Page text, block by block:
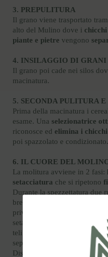
3. PREPULITURA
Il grano viene trasportato
alto del Mulino dove i
piante e pietre vengono
4. INSILAGGIO DI GRANI
Il grano poi cade nei silos
macinatura.
5. SECONDA PULITURA
Prima della macinatura i
esame. Una selezionatrice
riconosce ed elimina i
poi spazzolato e condizionato.
6. IL CUORE DEL
La molitura avviene in 2 fasi:
setacciatura che si ripetono
Durante la spezzettatura due
breve distanza e a differenti
privandoli delicatamente
setacciatura i cosiddetti
teli di diversa maglia (i
separazione perfetta tra farina,
Disponiamo di un totale di 5